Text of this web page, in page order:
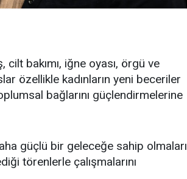
bakımı, iğne oyası, örgü ve
özellikle kadınların yeni beceriler
bağlarını güçlendirmelerine
güçlü bir geleceğe sahip olmaları
törenlerle çalışmalarını